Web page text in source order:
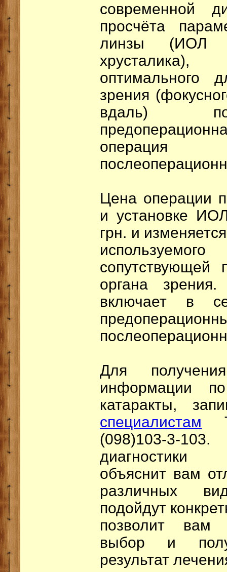
современной
просчёта
линзы (ИОЛ
оптимального
зрения
вдаль)
операция
Цена операции
и установке
грн. и
сопутствующей
органа
включает в
Для
информации
катаракты,
специалистам
(098)103-3-
диагностики
объяснит вам
различных
подойдут
позволит вам
выбор и
результат